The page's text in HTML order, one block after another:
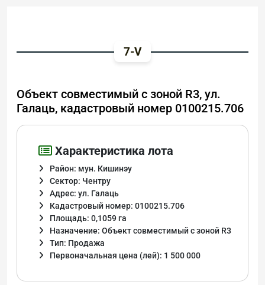
7-V
Объект совместимый с зоной R3, ул.
Галаць, кадастровый номер 0100215.706
Характеристика лота
Район: мун. Кишинэу
Сектор: Чентру
Адрес: ул. Галаць
Кадастровый номер: 0100215.706
Площадь: 0,1059 га
Назначение: Объект совместимый с зоной R3
Тип: Продажа
Первоначальная цена (лей): 1 500 000